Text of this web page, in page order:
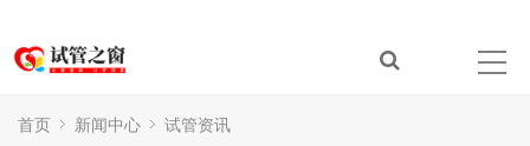
首页 新闻中心 试管资讯